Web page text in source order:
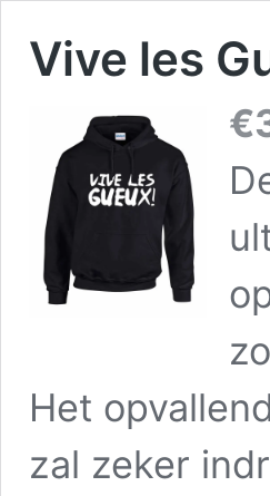
Vive les
€
Het
zal zeker